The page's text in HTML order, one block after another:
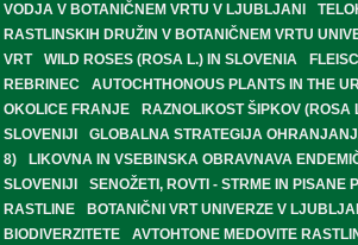
VODJA V BOTANIČNEM VRTU V LJUBLJANI
RASTLINSKIH DRUŽIN V BOTANIČNEM VRTU
VRT
WILD ROSES (ROSA L.) IN SLOVENIA
REBRINEC
AUTOCHTHONOUS PLANTS IN THE
OKOLICE FRANJE
RAZNOLIKOST ŠIPKOV (ROSA
SLOVENIJI
GLOBALNA STRATEGIJA
8)
LIKOVNA IN VSEBINSKA OBRAVNAVA
SLOVENIJI
SENOŽETI, ROVTI - STRME IN PISANE
RASTLINE
BOTANIČNI VRT UNIVERZE V
BIODIVERZITETE
AVTOHTONE MEDOVITE